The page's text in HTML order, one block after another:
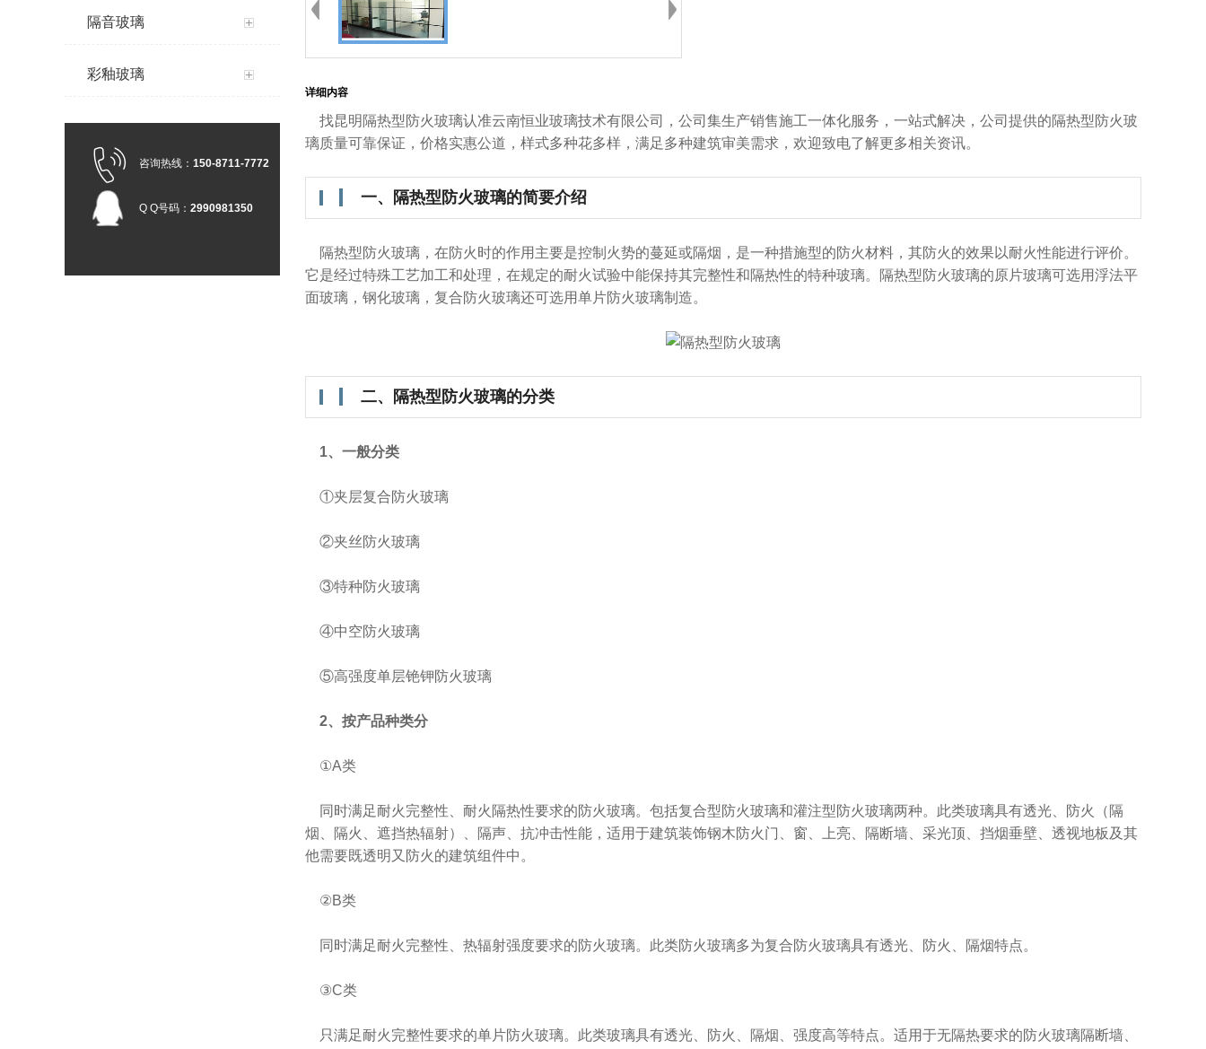
隔音玻璃
彩釉玻璃
咨询热线： 150-8711-7772
Q Q号码： 2990981350
详细内容
找昆明隔热型防火玻璃认准云南恒业玻璃技术有限公司，公司集生产销售施工一体化服务，一站式解决，公司提供的隔热型防火玻
璃质量可靠保证，价格实惠公道，样式多种花多样，满足多种建筑审美需求，欢迎致电了解更多相关资讯。
一、隔热型防火玻璃的简要介绍
隔热型防火玻璃，在防火时的作用主要是控制火势的蔓延或隔烟，是一种措施型的防火材料，其防火的效果以耐火性能进行评价。
它是经过特殊工艺加工和处理，在规定的耐火试验中能保持其完整性和隔热性的特种玻璃。隔热型防火玻璃的原片玻璃可选用浮法平
面玻璃，钢化玻璃，复合防火玻璃还可选用单片防火玻璃制造。
二、隔热型防火玻璃的分类
1、一般分类
①夹层复合防火玻璃
②夹丝防火玻璃
③特种防火玻璃
④中空防火玻璃
⑤高强度单层铯钾防火玻璃
2、按产品种类分
①A类
同时满足耐火完整性、耐火隔热性要求的防火玻璃。包括复合型防火玻璃和灌注型防火玻璃两种。此类玻璃具有透光、防火（隔
烟、隔火、遮挡热辐射）、隔声、抗冲击性能，适用于建筑装饰钢木防火门、窗、上亮、隔断墙、采光顶、挡烟垂壁、透视地板及其
他需要既透明又防火的建筑组件中。
②B类
同时满足耐火完整性、热辐射强度要求的防火玻璃。此类防火玻璃多为复合防火玻璃具有透光、防火、隔烟特点。
③C类
只满足耐火完整性要求的单片防火玻璃。此类玻璃具有透光、防火、隔烟、强度高等特点。适用于无隔热要求的防火玻璃隔断墙、